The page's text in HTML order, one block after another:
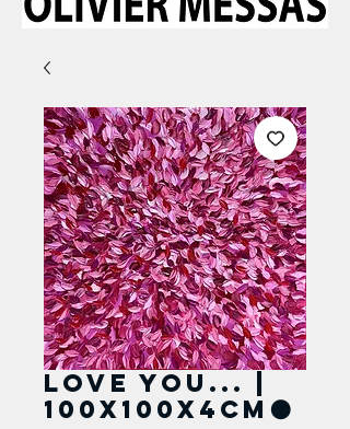
LOVE YOU... |
100x100x4cm🟠